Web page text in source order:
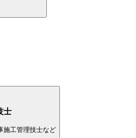
士
施工管理技士など